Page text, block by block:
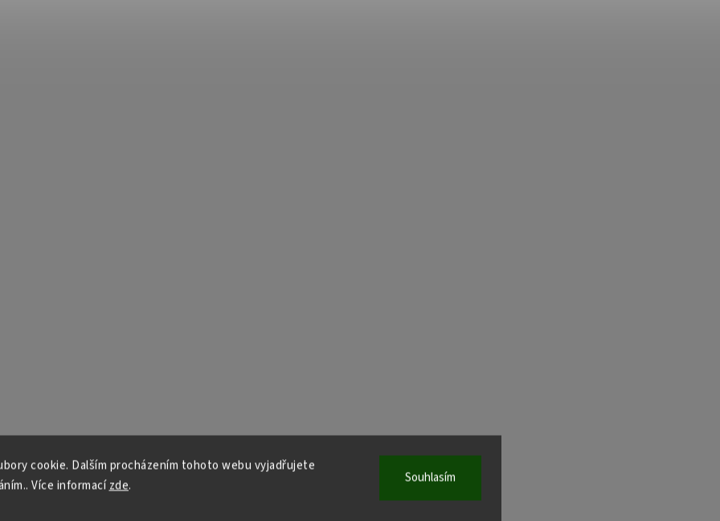
cookie. Dalším procházením tohoto webu vyjadřujete
Více informacízde. Souhlasím